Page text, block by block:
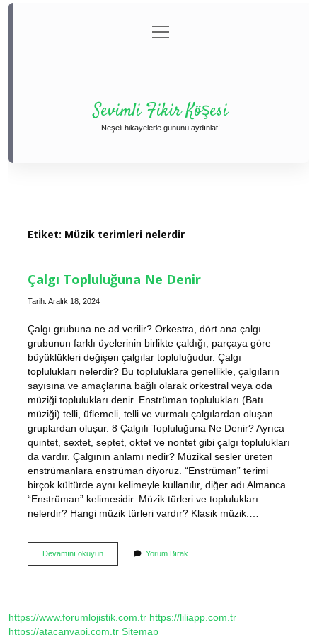
Gizlilik Politikası
menüyü
aç
Sevimli Fikir Köşesi
Neşeli hikayelerle gününü aydınlat!
Etiket: Müzik terimleri nelerdir
Çalgı Topluluğuna Ne Denir
Tarih: Aralık 18, 2024
Çalgı grubuna ne ad verilir? Orkestra, dört ana çalgı
grubunun farklı üyelerinin birlikte çaldığı, parçaya göre
büyüklükleri değişen çalgılar topluluğudur. Çalgı
toplulukları nelerdir? Bu topluluklara genellikle, çalgıların
sayısına ve amaçlarına bağlı olarak orkestral veya oda
müziği toplulukları denir. Enstrüman toplulukları (Batı
müziği) telli, üflemeli, telli ve vurmalı çalgılardan oluşan
gruplardan oluşur. 8 Çalgılı Topluluğuna Ne Denir? Ayrıca
quintet, sextet, septet, oktet ve nontet gibi çalgı toplulukları
da vardır. Çalgının anlamı nedir? Müzikal sesler üreten
enstrümanlara enstrüman diyoruz. “Enstrüman” terimi
birçok kültürde aynı kelimeyle kullanılır, diğer adı Almanca
“Enstrüman” kelimesidir. Müzik türleri ve toplulukları
nelerdir? Hangi müzik türleri vardır? Klasik müzik.…
Devamını okuyunÇalgı
Topluluğuna
Yorum Bırak
https://www.forumlojistik.com.tr https://liliapp.com.tr
https://atacanyapi.com.tr Sitemap